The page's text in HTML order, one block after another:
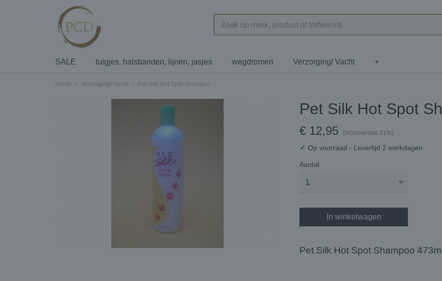
SALE tuigjes, halsbanden, lijnen, jasjes wegdromen Verzorging/ Vacht +
Home › Verzorging/ Vacht › Pet Silk Hot Spot Shampoo
Pet Silk Hot Spot
€ 12,95 (inclusief btw 21%)
✓ Op voorraad - Levertijd 2 werkdagen
Aantal
In winkelwagen
Pet Silk Hot Spot Shampoo